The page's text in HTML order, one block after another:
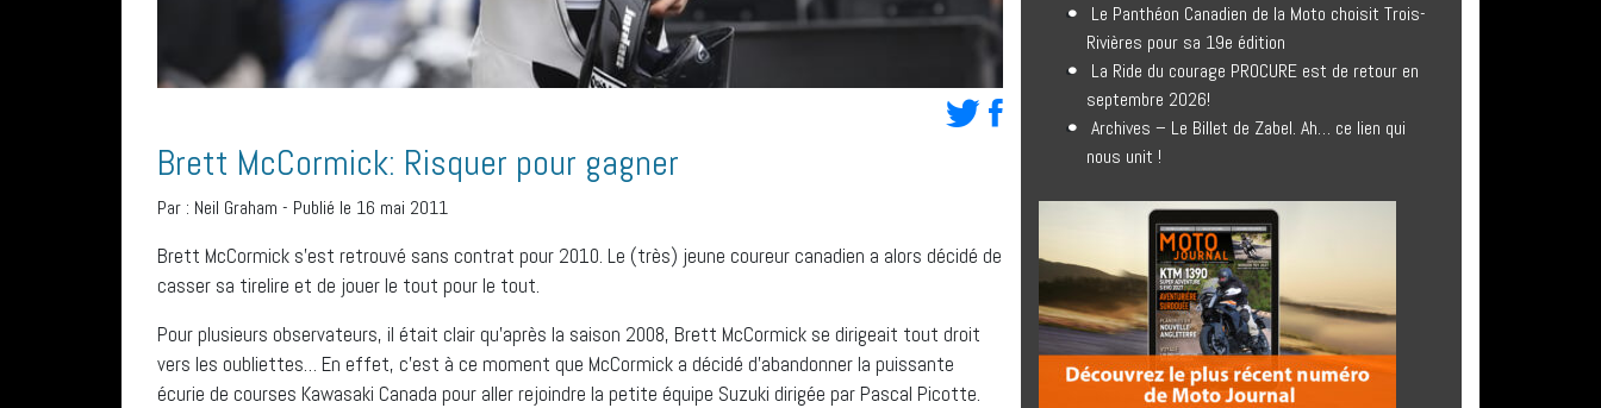
Brett McCormick: Risquer pour gagner
Par : Neil Graham - Publié le 16 mai 2011
Brett McCormick s’est retrouvé sans contrat pour 2010. Le (très) jeune coureur canadien a alors décidé de
casser sa tirelire et de jouer le tout pour le tout.
Pour plusieurs observateurs, il était clair qu’après la saison 2008, Brett McCormick se dirigeait tout droit
vers les oubliettes… En effet, c’est à ce moment que McCormick a décidé d’abandonner la puissante
écurie de courses Kawasaki Canada pour aller rejoindre la petite équipe Suzuki dirigée par Pascal Picotte.
Le Panthéon Canadien de la Moto choisit Trois-
Rivières pour sa 19e édition
La Ride du courage PROCURE est de retour en
septembre 2026!
Archives – Le Billet de Zabel. Ah… ce lien qui
nous unit !